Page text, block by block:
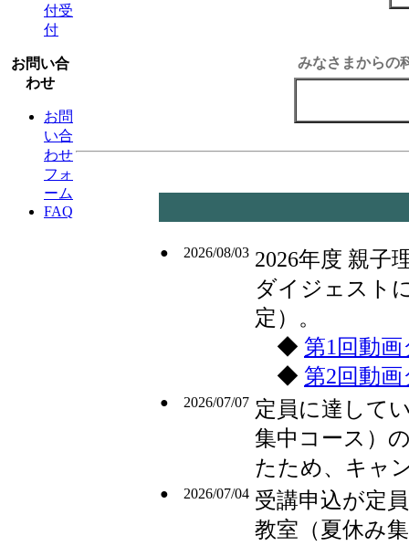
付受
付
お問い合
わせ
お問
い合
わせ
フォ
ーム
FAQ
みなさまからの
● 2026/08/03 2026年度 親子
ダイジェスト
定）。
◆ 第1回動
◆ 第2回動
● 2026/07/07 定員に達して
集中コース）
たため、キャ
● 2026/07/04 受講申込が定
教室（夏休み